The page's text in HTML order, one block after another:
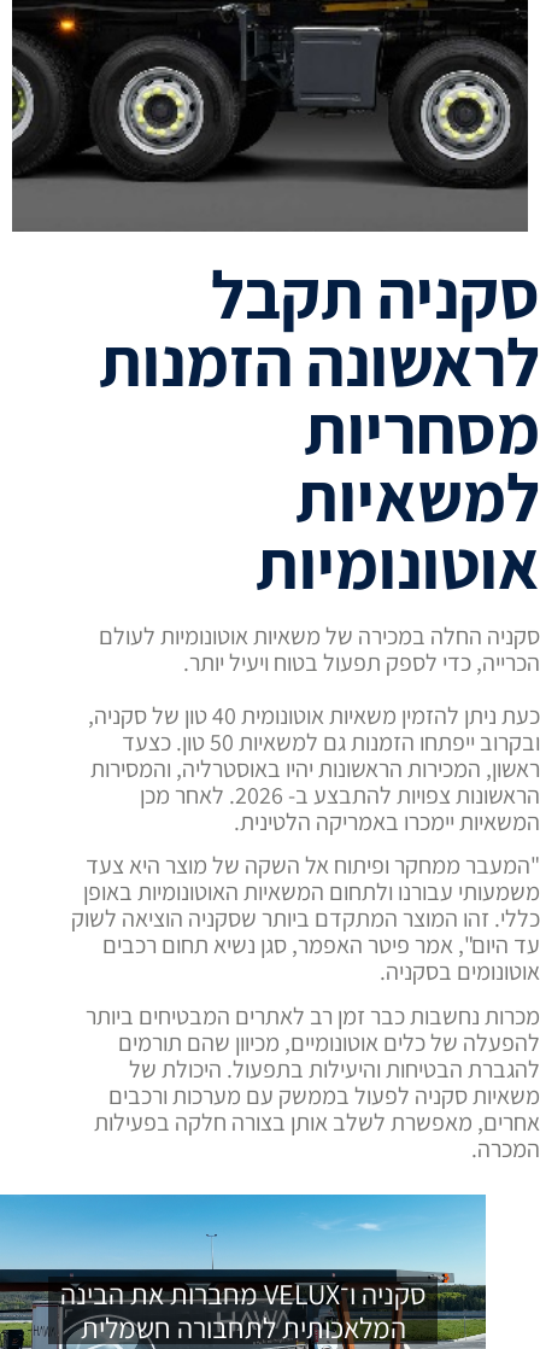
סקניה תקבל
לראשונה הזמנות
מסחריות
למשאיות
אוטונומיות
סקניה החלה במכירה של משאיות אוטונומיות לעולם
הכרייה, כדי לספק תפעול בטוח ויעיל יותר.
כעת ניתן להזמין משאיות אוטונומית 40 טון של סקניה,
ובקרוב ייפתחו הזמנות גם למשאיות 50 טון. כצעד
ראשון, המכירות הראשונות יהיו באוסטרליה, והמסירות
הראשונות צפויות להתבצע ב- 2026. לאחר מכן
המשאיות יימכרו באמריקה הלטינית.
"המעבר ממחקר ופיתוח אל השקה של מוצר היא צעד
משמעותי עבורנו ולתחום המשאיות האוטונומיות באופן
כללי. זהו המוצר המתקדם ביותר שסקניה הוציאה לשוק
עד היום", אמר פיטר האפמר, סגן נשיא תחום רכבים
אוטונומים בסקניה.
מכרות נחשבות כבר זמן רב לאתרים המבטיחים ביותר
להפעלה של כלים אוטונומיים, מכיוון שהם תורמים
להגברת הבטיחות והיעילות בתפעול. היכולת של
משאיות סקניה לפעול בממשק עם מערכות ורכבים
אחרים, מאפשרת לשלב אותן בצורה חלקה בפעילות
המכרה.
סקניה ו־VELUX מחברות את הבינה
המלאכותית לתחבורה חשמלית